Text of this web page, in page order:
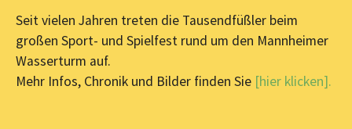
Seit vielen Jahren treten die Tausendfüßler beim
großen Sport- und Spielfest rund um den Mannheimer
Wasserturm auf.
Mehr Infos, Chronik und Bilder finden Sie [hier klicken].